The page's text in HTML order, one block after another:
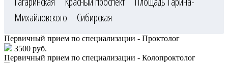
Михайловского
Сибирская
Первичный прием по специализации - Проктолог
3500 руб.
Первичный прием по специализации - Колопроктолог